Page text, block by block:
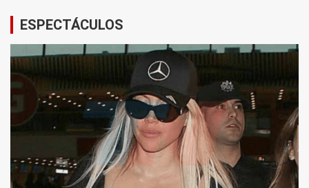
ESPECTÁCULOS